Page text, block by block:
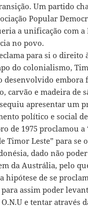
Um partido
Popular
a unificação com a
no povo.
para si o direito
do colonialismo,
desenvolvido embora
carvão e madeira de
apresentar um
político e social
de 1975 proclamou a
Timor Leste” para se
dado não
da Austrália, pelo
hipótese de se
assim poder
e tentar através